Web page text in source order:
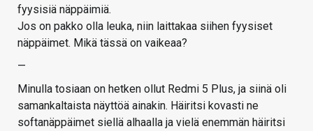
fyysisiä näppäimiä.
Jos on pakko olla leuka, niin laittakaa siihen fyysiset
näppäimet. Mikä tässä on vaikeaa?
—
Minulla tosiaan on hetken ollut Redmi 5 Plus, ja siinä oli
samankaltaista näyttöä ainakin. Häiritsi kovasti ne
softanäppäimet siellä alhaalla ja vielä enemmän häiritsi